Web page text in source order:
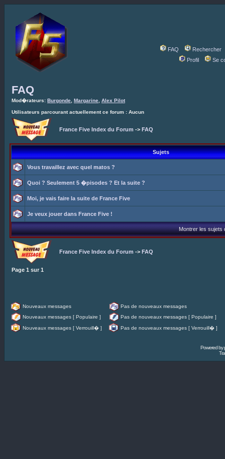
FAQ
Rechercher
Profil
Se
FAQ
Mod�rateurs: Burgonde Margarine Alex Pilot
Utilisateurs parcourant actuellement ce forum : Aucun
France Five Index du Forum -> FAQ
Sujets
Vous travaillez avec quel matos ?
Quoi ? Seulement 5 �pisodes ? Et la suite ?
Moi, je vais faire la suite de France Five
Je veux jouer dans France Five !
Montrer les sujets
France Five Index du Forum -> FAQ
Page 1 sur 1
Nouveaux messages
Pas de nouveaux messages
Nouveaux messages [ Populaire ]
Pas de nouveaux messages [ Populaire ]
Nouveaux messages [ Verrouill� ]
Pas de nouveaux messages [ Verrouill� ]
Powered by